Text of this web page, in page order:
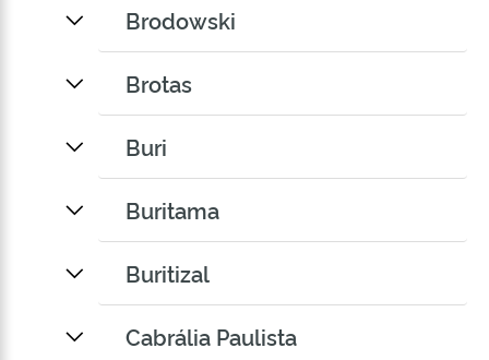
Brodowski
Brotas
Buri
Buritama
Buritizal
Cabrália Paulista